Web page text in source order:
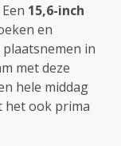
15,6-inch
en
in
met deze
hele middag
het ook prima